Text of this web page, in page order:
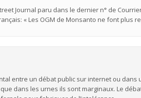
Journal paru dans le dernier n° de
« Les OGM de Monsanto ne font plus
entre un débat public sur internet ou dans
dans les urnes ils sont marginaux. Le